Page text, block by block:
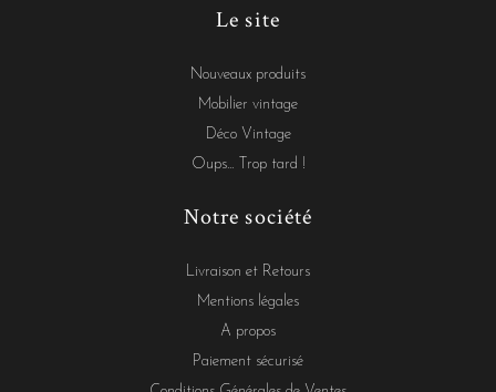
Le site
Nouveaux produits
Mobilier vintage
Déco Vintage
Oups... Trop tard !
Notre société
Livraison et Retours
Mentions légales
A propos
Paiement sécurisé